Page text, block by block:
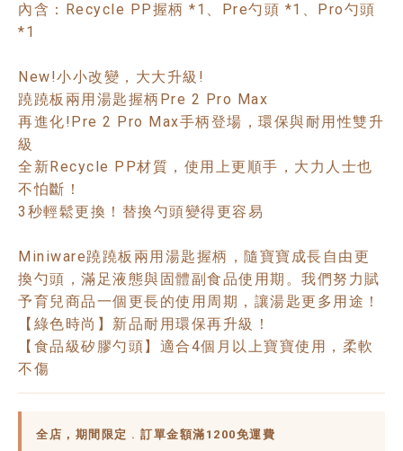
內含：Recycle PP握柄 *1、Pre勺頭 *1、Pro勺頭
*1
New!小小改變，大大升級!
蹺蹺板兩用湯匙握柄Pre 2 Pro Max
再進化!Pre 2 Pro Max手柄登場，環保與耐用性雙升
級
全新Recycle PP材質，使用上更順手，大力人士也
不怕斷！
3秒輕鬆更換！替換勺頭變得更容易
Miniware蹺蹺板兩用湯匙握柄，隨寶寶成長自由更
換勺頭，滿足液態與固體副食品使用期。我們努力賦
予育兒商品一個更長的使用周期，讓湯匙更多用途！
【綠色時尚】新品耐用環保再升級！
【食品級矽膠勺頭】適合4個月以上寶寶使用，柔軟
不傷
全店，期間限定 . 訂單金額滿1200免運費